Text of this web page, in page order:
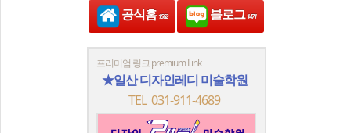
공식홈1562 블로그1471
프리미엄 링크 premium Link
★일산 디자인레디 미술학원
TEL 031-911-4689